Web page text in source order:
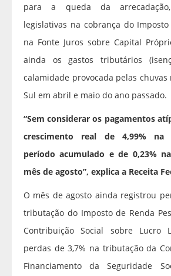
para a queda da
legislativas na cobrança do
na Fonte Juros sobre Capital
ainda os gastos tributários
calamidade provocada pelas chuvas
Sul em abril e maio do ano passado.
“Sem considerar os pagamentos
crescimento real de 4,99% na
período acumulado e de 0,23%
mês de agosto”, explica a Receita
O mês de agosto ainda registrou
tributação do Imposto de Renda
Contribuição Social sobre Lucro
perdas de 3,7% na tributação da
Financiamento da Seguridade